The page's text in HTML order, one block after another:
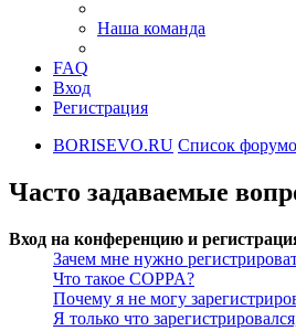
Наша команда
FAQ
Вход
Регистрация
BORISEVO.RU Список
Часто задаваемые
Вход на конференцию и
Зачем мне нужно
Что такое COPPA?
Почему я не могу
Я только что